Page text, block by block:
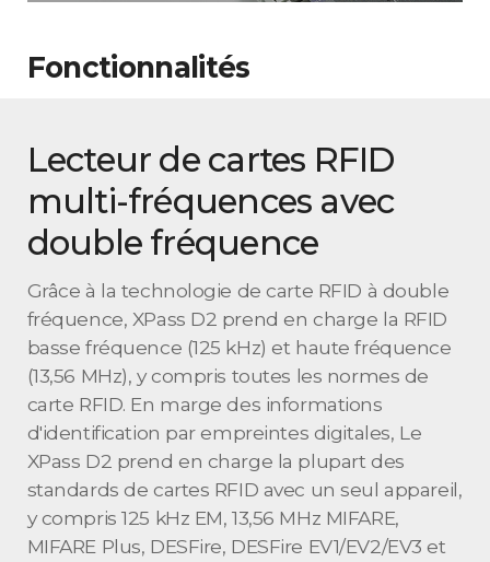
Fonctionnalités
Lecteur de cartes RFID
multi-fréquences avec
double fréquence
Grâce à la technologie de carte RFID à double
fréquence, XPass D2 prend en charge la RFID
basse fréquence (125 kHz) et haute fréquence
(13,56 MHz), y compris toutes les normes de
carte RFID. En marge des informations
d'identification par empreintes digitales, Le
XPass D2 prend en charge la plupart des
standards de cartes RFID avec un seul appareil,
y compris 125 kHz EM, 13,56 MHz MIFARE,
MIFARE Plus, DESFire, DESFire EV1/EV2/EV3 et